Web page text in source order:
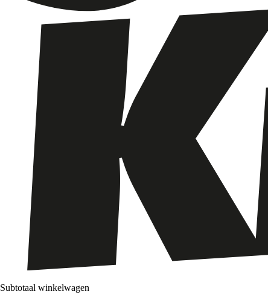
Subtotaal winkelwagen